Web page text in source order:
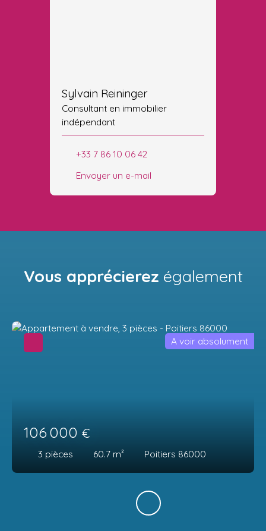
Sylvain Reininger
Consultant en immobilier
indépendant
+33 7 86 10 06 42
Envoyer un e-mail
Vous apprécierez également
106 000 €
3 pièces 60.7 m² Poitiers 86000
A voir absolument